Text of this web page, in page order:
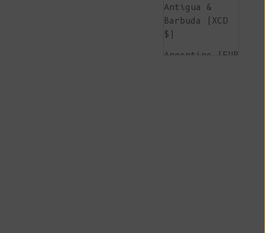
Antigua &
Barbuda (XCD
$)
Argentine (EUR